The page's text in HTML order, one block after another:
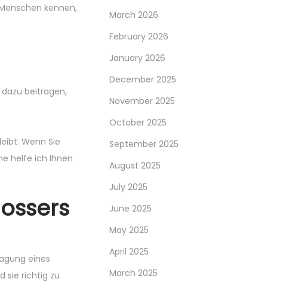
kennen,
beitragen,
Wenn Sie
helfe ich Ihnen
eines
sie richtig zu
March 2026
February 2026
January 2026
December 2025
November 2025
October 2025
September 2025
August 2025
July 2025
June 2025
May 2025
April 2025
March 2025